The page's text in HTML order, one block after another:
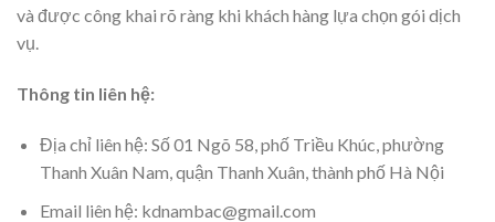
và được công khai rõ ràng khi khách hàng lựa chọn gói dịch
vụ.
Thông tin liên hệ:
Địa chỉ liên hệ: Số 01 Ngõ 58, phố Triều Khúc, phường
Thanh Xuân Nam, quận Thanh Xuân, thành phố Hà Nội
Email liên hệ: kdnambac@gmail.com